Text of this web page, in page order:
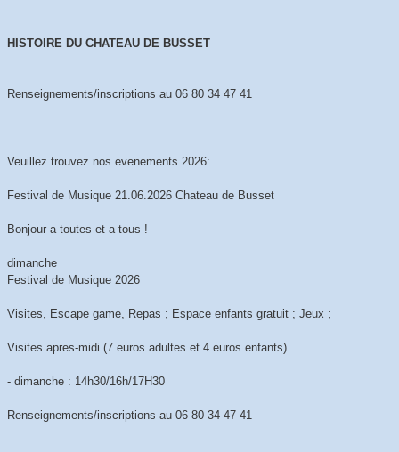
HISTOIRE DU CHATEAU DE BUSSET
Renseignements/inscriptions au 06 80 34 47 41
Veuillez trouvez nos evenements 2026:
Festival de Musique 21.06.2026 Chateau de Busset
Bonjour a toutes et a tous !
dimanche
Festival de Musique 2026
Visites, Escape game, Repas ; Espace enfants gratuit ; Jeux ;
Visites apres-midi (7 euros adultes et 4 euros enfants)
- dimanche : 14h30/16h/17H30
Renseignements/inscriptions au 06 80 34 47 41